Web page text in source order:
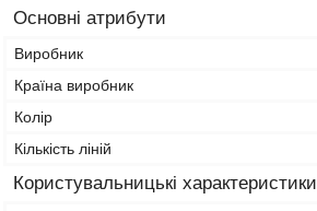
Основні атрибути
Виробник
Країна виробник
Колір
Кількість ліній
Користувальницькі характеристики